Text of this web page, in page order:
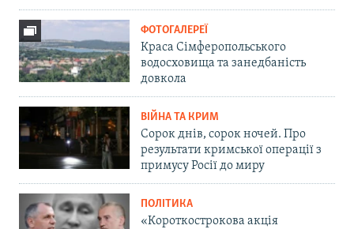
ФОТОГАЛЕРЕЇ
Краса Сімферопольського
водосховища та занедбаність
довкола
ВІЙНА ТА КРИМ
Сорок днів, сорок ночей. Про
результати кримської операції з
примусу Росії до миру
ПОЛІТИКА
«Короткострокова акція